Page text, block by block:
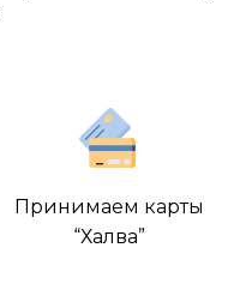
Принимаем карты
“Халва”